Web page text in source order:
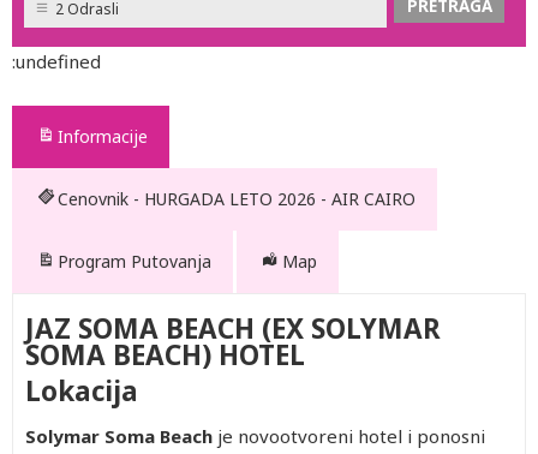
2 Odrasli
:undefined
Informacije
Cenovnik - HURGADA LETO 2026 - AIR CAIRO
Program Putovanja Map
JAZ SOMA BEACH (EX SOLYMAR
SOMA BEACH) HOTEL
Lokacija
Solymar Soma Beach je novootvoreni hotel i ponosni